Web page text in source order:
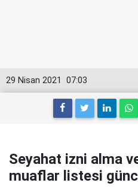
07:03
29 Nisan 2021
Seyahat izni alma
muaflar listesi